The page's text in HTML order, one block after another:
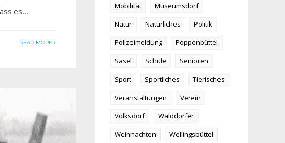
es…
READ MORE
Mobilität
Museumsdorf
Natur
Natürliches
Politik
Polizeimeldung
Poppenbüttel
Sasel
Schule
Senioren
Sport
Sportliches
Tierisches
Veranstaltungen
Verein
Volksdorf
Walddörfer
Weihnachten
Wellingsbüttel